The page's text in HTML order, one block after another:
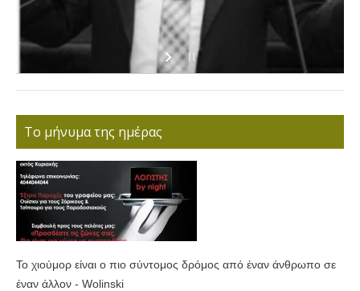
Το μήνυμα της ημέρας
Το χιούμορ είναι ο πιο σύντομος δρόμος από έναν άνθρωπο σε
έναν άλλον - Wolinski